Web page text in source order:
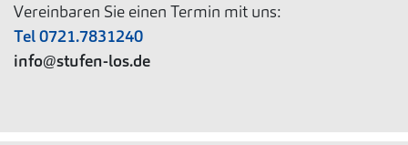
Vereinbaren Sie einen Termin mit uns:
Tel 0721.7831240
info@stufen-los.de